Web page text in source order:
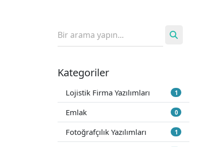
Kategoriler
Lojistik Firma Yazılımları 1
Emlak 0
Fotoğrafçılık Yazılımları 1